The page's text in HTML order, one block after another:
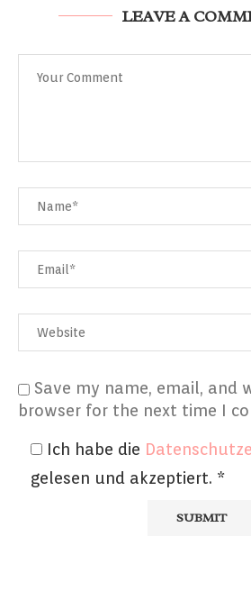
LEAVE A
Save my name, email, and
browser for the next time I
Ich habe die
gelesen und akzeptiert. *